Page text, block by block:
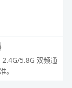
5.8G 双频通
。